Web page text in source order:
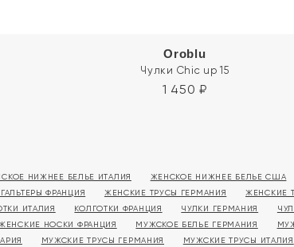
Oroblu
Чулки Chic up 15
1 450 ₽
НИЖНЕЕ БЕЛЬЕ ИТАЛИЯ ЖЕНСКОЕ НИЖНЕЕ БЕЛЬЕ США
ФРАНЦИЯ ЖЕНСКИЕ ТРУСЫ ГЕРМАНИЯ ЖЕНСКИЕ
ИТАЛИЯ КОЛГОТКИ ФРАНЦИЯ ЧУЛКИ ГЕРМАНИЯ
НОСКИ ФРАНЦИЯ МУЖСКОЕ БЕЛЬЕ ГЕРМАНИЯ
МУЖСКИЕ ТРУСЫ ГЕРМАНИЯ МУЖСКИЕ ТРУСЫ ИТАЛИЯ